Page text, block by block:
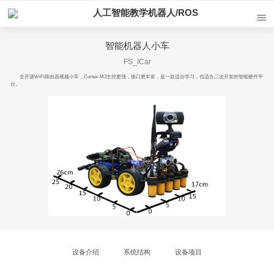
人工智能教学机器人/ROS
智能机器人小车
FS_ICar
全开源WiFi路由器视频小车，Cortex-M3主控更强，接口更丰富，是一款适合学习，也适合二次开发的智能硬件平
台。
设备介绍 系统结构 设备项目